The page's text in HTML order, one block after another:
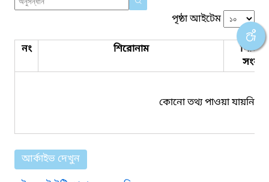
পৃষ্ঠা আইটেম
নং শিরোনাম
কোনো তথ্য পাওয়া যায়নি।
আর্কাইভ দেখুন